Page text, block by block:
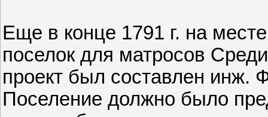
Еще в конце 1791 г. на
поселок для матросов
проект был составлен инж.
Поселение должно было